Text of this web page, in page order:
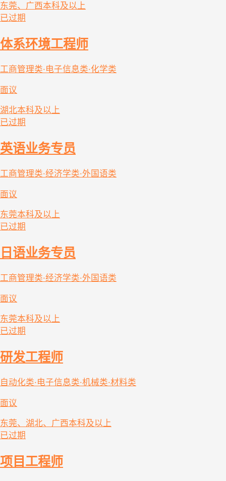
东莞、广西本科及以上
已过期
体系环境工程师
工商管理类·电子信息类·化学类
面议
湖北本科及以上
已过期
英语业务专员
工商管理类·经济学类·外国语类
面议
东莞本科及以上
已过期
日语业务专员
工商管理类·经济学类·外国语类
面议
东莞本科及以上
已过期
研发工程师
自动化类·电子信息类·机械类·材料类
面议
东莞、湖北、广西本科及以上
已过期
项目工程师